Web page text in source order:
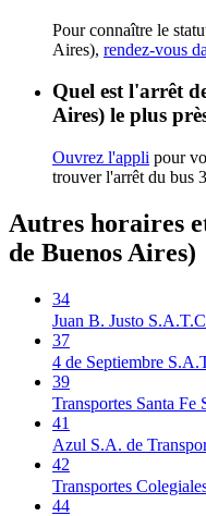
Pour connaître le
Aires), rendez-vous
Quel est l'arrêt
Aires) le plus
Ouvrez l'appli pour
trouver l'arrêt du bus
Autres horaires
de Buenos Aires)
34
Juan B. Justo
37
4 de Septiembre
39
Transportes Santa Fe
41
Azul S.A. de
42
Transportes
44